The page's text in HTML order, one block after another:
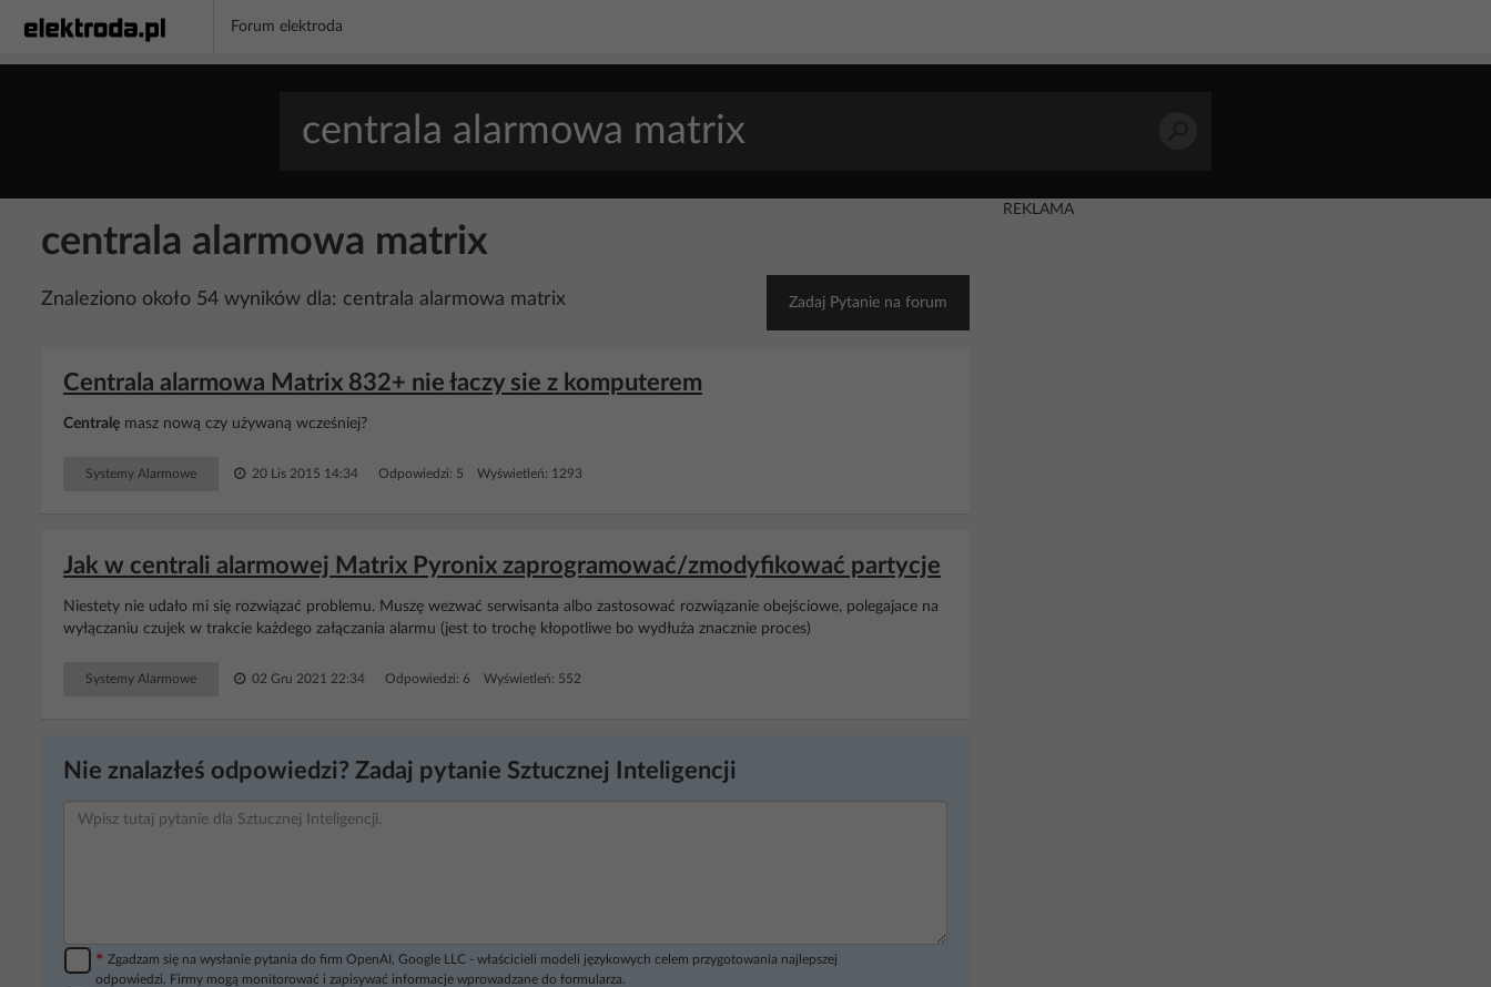
Forum elektroda
centrala alarmowa matrix
Znaleziono około 54 wyników dla: centrala alarmowa matrix Zadaj Pytanie na forum
Centrala alarmowa Matrix 832+ nie łaczy sie z komputerem
Centralę masz nową czy używaną wcześniej?
Systemy Alarmowe 20 Lis 2015 14:34 Odpowiedzi: 5 Wyświetleń: 1293
Jak w centrali alarmowej Matrix Pyronix zaprogramować/zmodyfikować partycje
Niestety nie udało mi się rozwiązać problemu. Muszę wezwać serwisanta albo zastosować rozwiązanie obejściowe, polegajace na
wyłączaniu czujek w trakcie każdego załączania alarmu (jest to trochę kłopotliwe bo wydłuża znacznie proces)
Systemy Alarmowe 02 Gru 2021 22:34 Odpowiedzi: 6 Wyświetleń: 552
Nie znalazłeś odpowiedzi? Zadaj pytanie Sztucznej Inteligencji
* Zgadzam się na wysłanie pytania do firm OpenAI, Google LLC - właścicieli modeli językowych celem przygotowania najlepszej
odpowiedzi. Firmy mogą monitorować i zapisywać informacje wprowadzane do formularza.
REKLAMA